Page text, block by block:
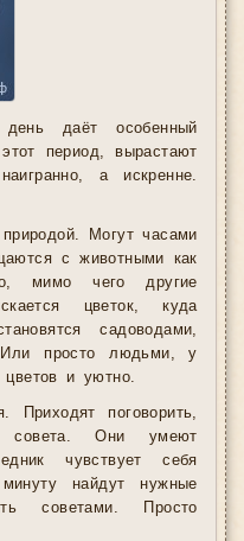
даёт особенный
период, вырастают
а искренне.
Могут часами
с животными как
мимо чего другие
цветок, куда
садоводами,
Или просто людьми, у
и уютно.
поговорить,
совета. Они умеют
чувствует себя
найдут нужные
советами. Просто